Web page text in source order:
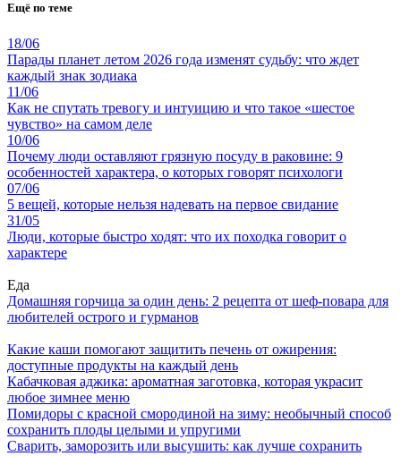
Ещё по теме
18/06
Парады планет летом 2026 года изменят судьбу: что ждет
каждый знак зодиака
11/06
Как не спутать тревогу и интуицию и что такое «шестое
чувство» на самом деле
10/06
Почему люди оставляют грязную посуду в раковине: 9
особенностей характера, о которых говорят психологи
07/06
5 вещей, которые нельзя надевать на первое свидание
31/05
Люди, которые быстро ходят: что их походка говорит о
характере
Еда
Домашняя горчица за один день: 2 рецепта от шеф-повара для
любителей острого и гурманов
Какие каши помогают защитить печень от ожирения:
доступные продукты на каждый день
Кабачковая аджика: ароматная заготовка, которая украсит
любое зимнее меню
Помидоры с красной смородиной на зиму: необычный способ
сохранить плоды целыми и упругими
Сварить, заморозить или высушить: как лучше сохранить